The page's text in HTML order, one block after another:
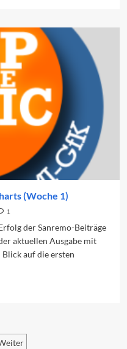
(Woche 1)
1
der Sanremo-Beiträge
aktuellen Ausgabe mit
auf die ersten